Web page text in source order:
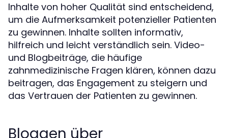
Inhalte von hoher Qualität sind entscheidend,
um die Aufmerksamkeit potenzieller Patienten
zu gewinnen. Inhalte sollten informativ,
hilfreich und leicht verständlich sein. Video-
und Blogbeiträge, die häufige
zahnmedizinische Fragen klären, können dazu
beitragen, das Engagement zu steigern und
das Vertrauen der Patienten zu gewinnen.
Bloggen über